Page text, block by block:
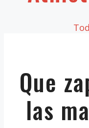
Que
las